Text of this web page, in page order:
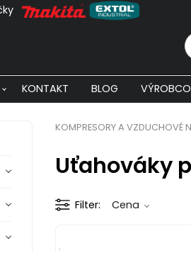
KONTAKT BLOG
KOMPRESORY A VZDUCHOVÉ
Uťahováky
Filter Cena
.